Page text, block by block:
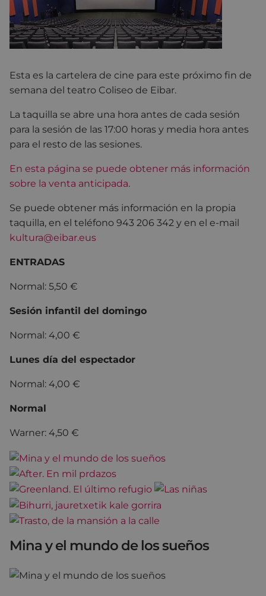
Esta es la cartelera de cine para este próximo fin de
semana del teatro Coliseo de Eibar.
La taquilla se abre una hora antes de cada sesión
para la sesión de las 17:00 horas y media hora antes
para el resto de las sesiones.
En esta página se puede obtener más información
sobre la venta anticipada.
Se puede obtener más información en la propia
taquilla, en el teléfono 943 206 342 y en el e-mail
kultura@eibar.eus
ENTRADAS
Normal: 5,50 €
Sesión infantil del domingo
Normal: 4,00 €
Lunes día del espectador
Normal: 4,00 €
Normal
Warner: 4,50 €
Mina y el mundo de los sueños